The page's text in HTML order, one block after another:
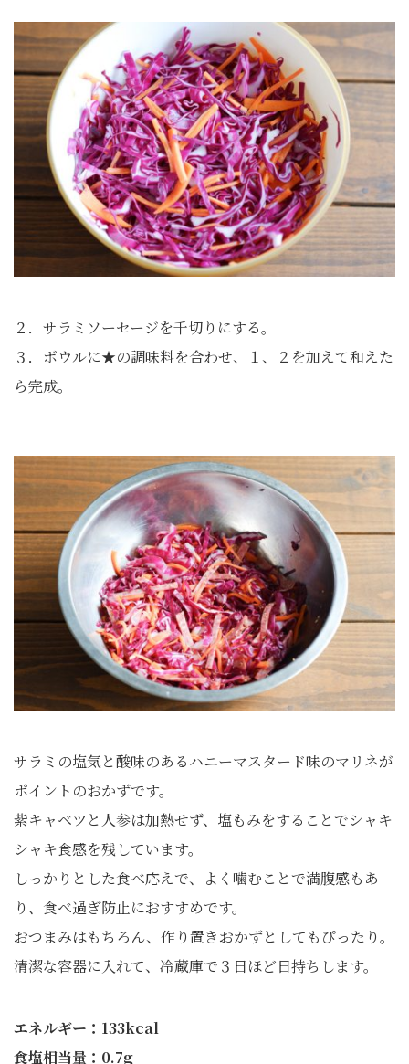
２．サラミソーセージを千切りにする。
３．ボウルに★の調味料を合わせ、１、２を加えて和えた
ら完成。
サラミの塩気と酸味のあるハニーマスタード味のマリネが
ポイントのおかずです。
紫キャベツと人参は加熱せず、塩もみをすることでシャキ
シャキ食感を残しています。
しっかりとした食べ応えで、よく噛むことで満腹感もあ
り、食べ過ぎ防止におすすめです。
おつまみはもちろん、作り置きおかずとしてもぴったり。
清潔な容器に入れて、冷蔵庫で３日ほど日持ちします。
エネルギー：133kcal
食塩相当量：0.7g